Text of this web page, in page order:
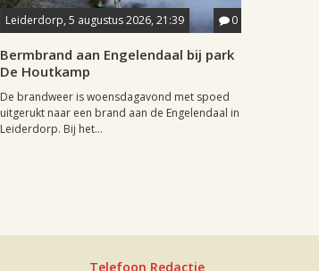
Leiderdorp, 5 augustus 2026, 21:39 0
Bermbrand aan Engelendaal bij park
De Houtkamp
De brandweer is woensdagavond met spoed
uitgerukt naar een brand aan de Engelendaal in
Leiderdorp. Bij het...
Telefoon Redactie